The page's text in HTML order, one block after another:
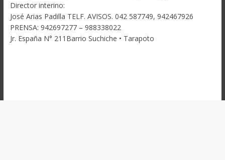
Director interino:
José Arias Padilla TELF. AVISOS. 042 587749, 942467926
PRENSA: 942697277 – 988338022
Jr. España N° 211Barrio Suchiche • Tarapoto